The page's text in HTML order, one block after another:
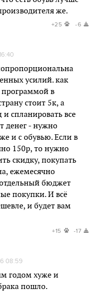
же.
+25 -6
усилий. как
программой в
стоит 5к, а
и спланировать все
денег - нужно
и с обувью. Если в
150р, то нужно
скидку, покупать
ежемесячно
бюджет
покупки. И всё
и будет вам
+15 -17
08:59
годом хуже и
пошло.